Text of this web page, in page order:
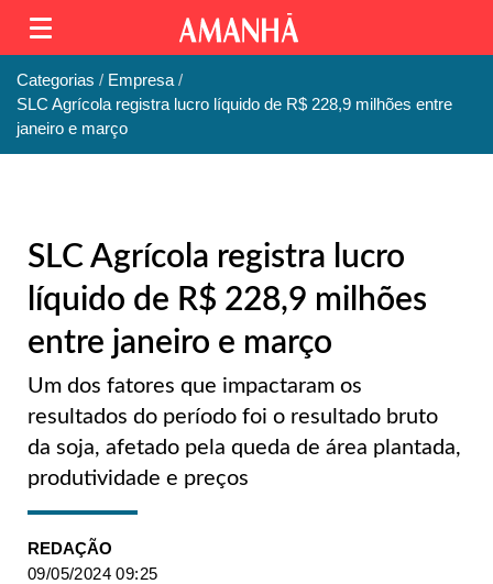
Categorias
Empresa
SLC Agrícola registra lucro líquido de R$ 228,9 milhões entre
janeiro e março
SLC Agrícola registra lucro
líquido de R$ 228,9 milhões
entre janeiro e março
Um dos fatores que impactaram os
resultados do período foi o resultado bruto
da soja, afetado pela queda de área plantada,
produtividade e preços
REDAÇÃO
09/05/2024 09:25